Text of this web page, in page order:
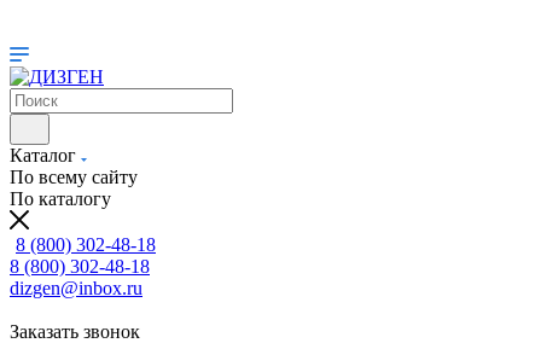
Каталог
По всему сайту
По каталогу
8 (800) 302-48-18
8 (800) 302-48-18
dizgen@inbox.ru
Заказать звонок